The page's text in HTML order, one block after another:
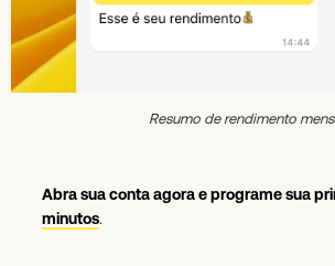
Resumo de rendimento
Abra sua conta agora e programe sua
minutos.